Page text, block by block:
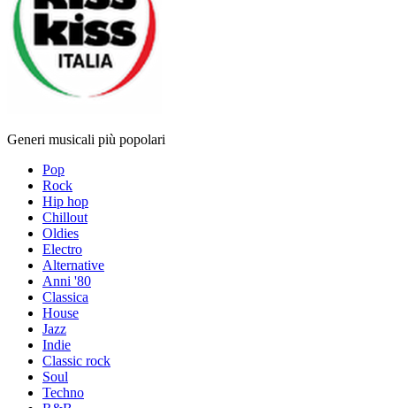
Generi musicali più popolari
Pop
Rock
Hip hop
Chillout
Oldies
Electro
Alternative
Anni '80
Classica
House
Jazz
Indie
Classic rock
Soul
Techno